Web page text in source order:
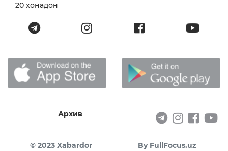
20 хонадон
Архив
© 2023 Xabardor By FullFocus.uz